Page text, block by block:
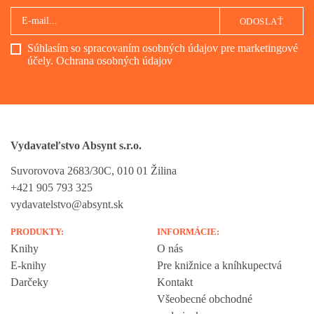
Súhlasím so spracovaním osobných údajov pre marketingové
účely. Ochrana osobných údajov
ODOSLAŤ
Vydavateľstvo Absynt s.r.o.
Suvorovova 2683/30C, 010 01 Žilina
+421 905 793 325
vydavatelstvo@absynt.sk
PRODUKTY:
Knihy
E-knihy
Darčeky
INFORMÁCIE:
O nás
Pre knižnice a kníhkupectvá
Kontakt
Všeobecné obchodné